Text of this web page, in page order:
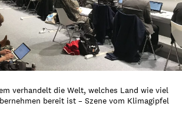
verhandelt die Welt, welches Land wie viel
bereit ist – Szene vom Klimagipfel